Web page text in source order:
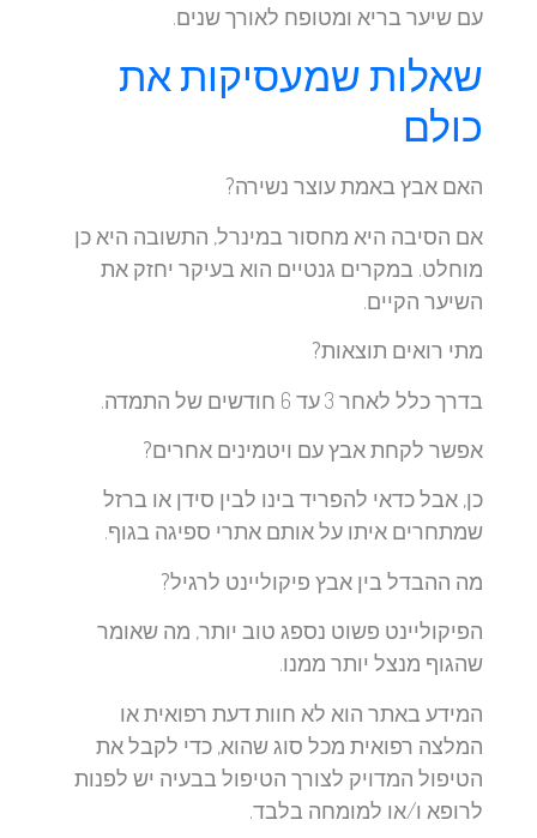
עם שיער בריא ומטופח לאורך שנים.
שאלות שמעסיקות את
כולם
האם אבץ באמת עוצר נשירה?
אם הסיבה היא מחסור במינרל, התשובה היא כן
מוחלט. במקרים גנטיים הוא בעיקר יחזק את
השיער הקיים.
מתי רואים תוצאות?
בדרך כלל לאחר 3 עד 6 חודשים של התמדה.
אפשר לקחת אבץ עם ויטמינים אחרים?
כן, אבל כדאי להפריד בינו לבין סידן או ברזל
שמתחרים איתו על אותם אתרי ספיגה בגוף.
מה ההבדל בין אבץ פיקוליינט לרגיל?
הפיקוליינט פשוט נספג טוב יותר, מה שאומר
שהגוף מנצל יותר ממנו.
המידע באתר הוא לא חוות דעת רפואית או
המלצה רפואית מכל סוג שהוא, כדי לקבל את
הטיפול המדויק לצורך הטיפול בבעיה יש לפנות
לרופא ו/או למומחה בלבד.